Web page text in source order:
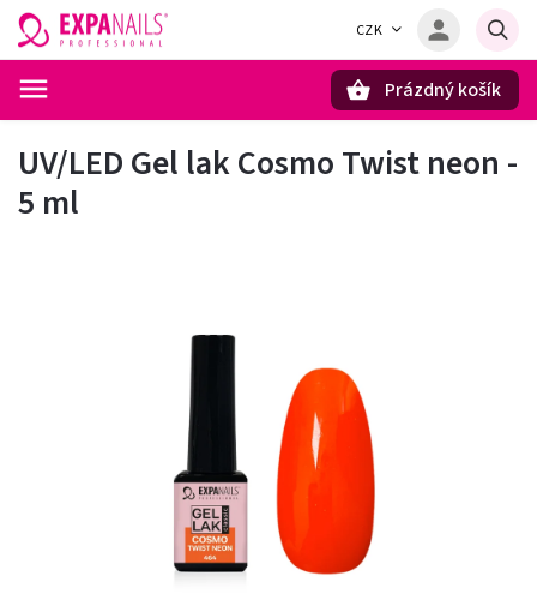
CZK
Prázdný košík
UV/LED Gel lak Cosmo Twist neon -
5 ml